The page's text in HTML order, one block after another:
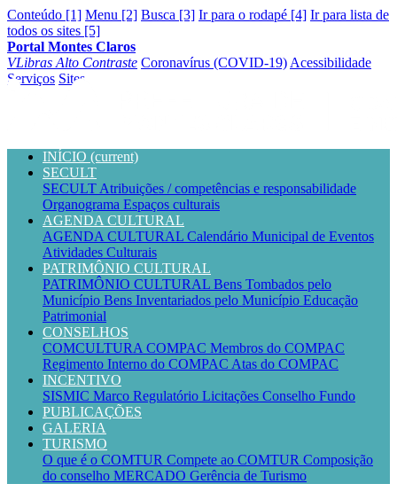
Conteúdo [1] Menu [2] Busca [3] Ir para o rodapé [4] Ir para lista de
todos os sites [5]
Portal Montes Claros
VLibras Alto Contraste Coronavírus (COVID-19) Acessibilidade
Serviços Sites
INÍCIO (current)
SECULT
SECULT Atribuições / competências e responsabilidade
Organograma Espaços culturais
AGENDA CULTURAL
AGENDA CULTURAL Calendário Municipal de Eventos
Atividades Culturais
PATRIMÔNIO CULTURAL
PATRIMÔNIO CULTURAL Bens Tombados pelo
Município Bens Inventariados pelo Município Educação
Patrimonial
CONSELHOS
COMCULTURA COMPAC Membros do COMPAC
Regimento Interno do COMPAC Atas do COMPAC
INCENTIVO
SISMIC Marco Regulatório Licitações Conselho Fundo
PUBLICAÇÕES
GALERIA
TURISMO
O que é o COMTUR Compete ao COMTUR Composição
do conselho MERCADO Gerência de Turismo